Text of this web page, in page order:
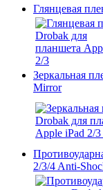
Глянцевая
Зеркальная
Mirror
2/3/4 Anti-